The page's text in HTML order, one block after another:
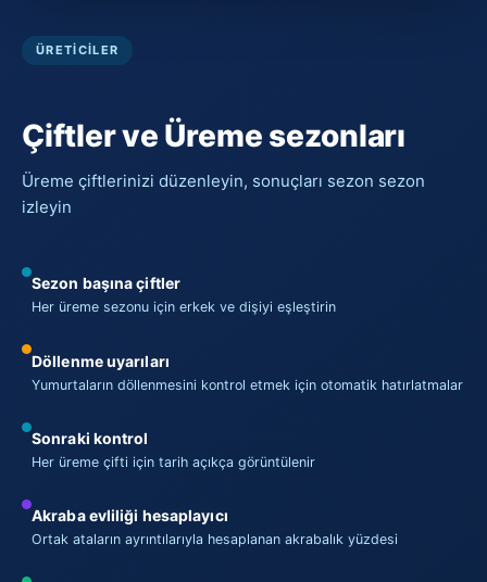
ÜRETICILER
Çiftler ve Üreme sezonları
Üreme çiftlerinizi düzenleyin, sonuçları sezon sezon
izleyin
Sezon başına çiftler
Her üreme sezonu için erkek ve dişiyi eşleştirin
Döllenme uyarıları
Yumurtaların döllenmesini kontrol etmek için otomatik hatırlatmalar
Sonraki kontrol
Her üreme çifti için tarih açıkça görüntülenir
Akraba evliliği hesaplayıcı
Ortak ataların ayrıntılarıyla hesaplanan akrabalık yüzdesi